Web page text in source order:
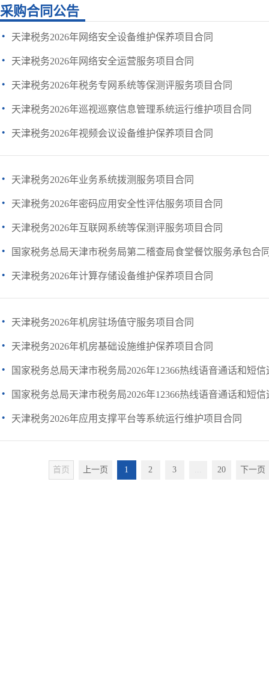
采购合同公告
· 天津税务2026年网络安全设备维护保养项目合同
· 天津税务2026年网络安全运营服务项目合同
· 天津税务2026年税务专网系统等保测评服务项目合同
· 天津税务2026年巡视巡察信息管理系统运行维护项目合同
· 天津税务2026年视频会议设备维护保养项目合同
· 天津税务2026年业务系统拨测服务项目合同
· 天津税务2026年密码应用安全性评估服务项目合同
· 天津税务2026年互联网系统等保测评服务项目合同
· 国家税务总局天津市税务局第二稽查局食堂餐饮服务承包合
· 天津税务2026年计算存储设备维护保养项目合同
· 天津税务2026年机房驻场值守服务项目合同
· 天津税务2026年机房基础设施维护保养项目合同
· 国家税务总局天津市税务局2026年12366热线语音通话和短
· 国家税务总局天津市税务局2026年12366热线语音通话和短
· 天津税务2026年应用支撑平台等系统运行维护项目合同
首页 上一页 1 2 3 ... 20 下一页